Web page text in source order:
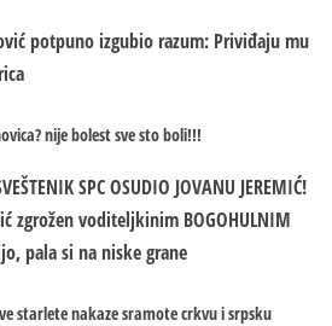
potpuno izgubio razum: Priviđaju mu
nije bolest sve sto boli!!!
SPC OSUDIO JOVANU JEREMIĆ!
zgrožen voditeljkinim BOGOHULNIM
pala si na niske grane
starlete nakaze sramote crkvu i srpsku